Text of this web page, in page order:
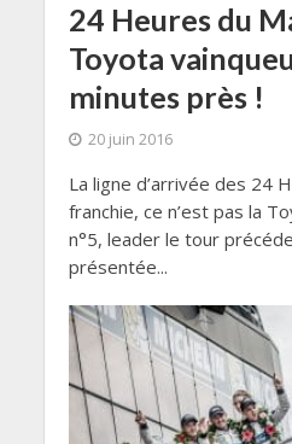
24 Heures du
Toyota
minutes près !
20 juin 2016
La ligne d’arrivée des 24
franchie, ce n’est pas la
n°5, leader le tour
présentée...